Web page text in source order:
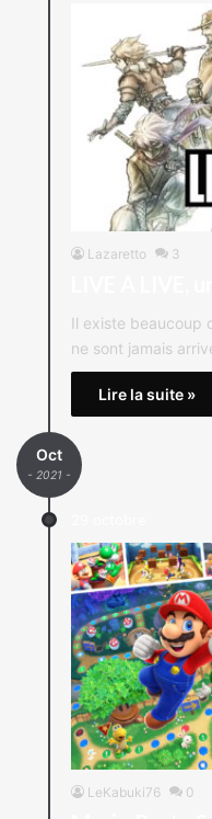
Lazaretto 3
Il existe beaucoup
ne sont jamais
Lire la suite »
Oct
- 2021 -
LeKabuki76 0